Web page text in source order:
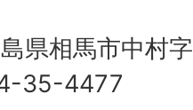
県相馬市中村
35-4477